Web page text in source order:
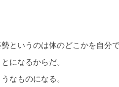
というのは体のどこかを自分
になるからだ。
なものになる。